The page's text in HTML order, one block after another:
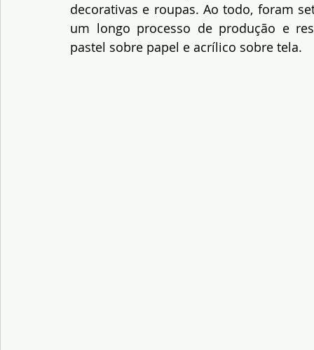
decorativas e roupas. Ao todo, foram
um longo processo de produção e
pastel sobre papel e acrílico sobre tela.